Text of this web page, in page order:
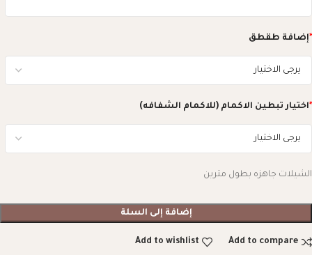
*إضافة طقطق
*اختيار تبطين الاكمام (للاكمام الشفافه)
الشيلات جاهزه بطول مترين
إضافة إلى السلة
Add to compare
Add to wishlist